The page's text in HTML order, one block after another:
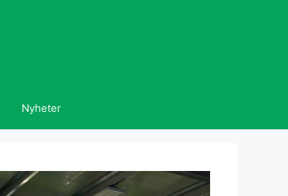
Nyheter